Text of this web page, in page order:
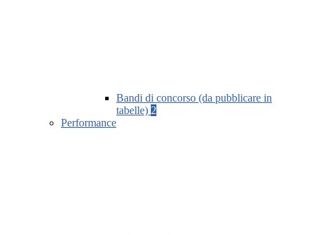
Bandi di concorso (da pubblicare in
tabelle) 2
Performance